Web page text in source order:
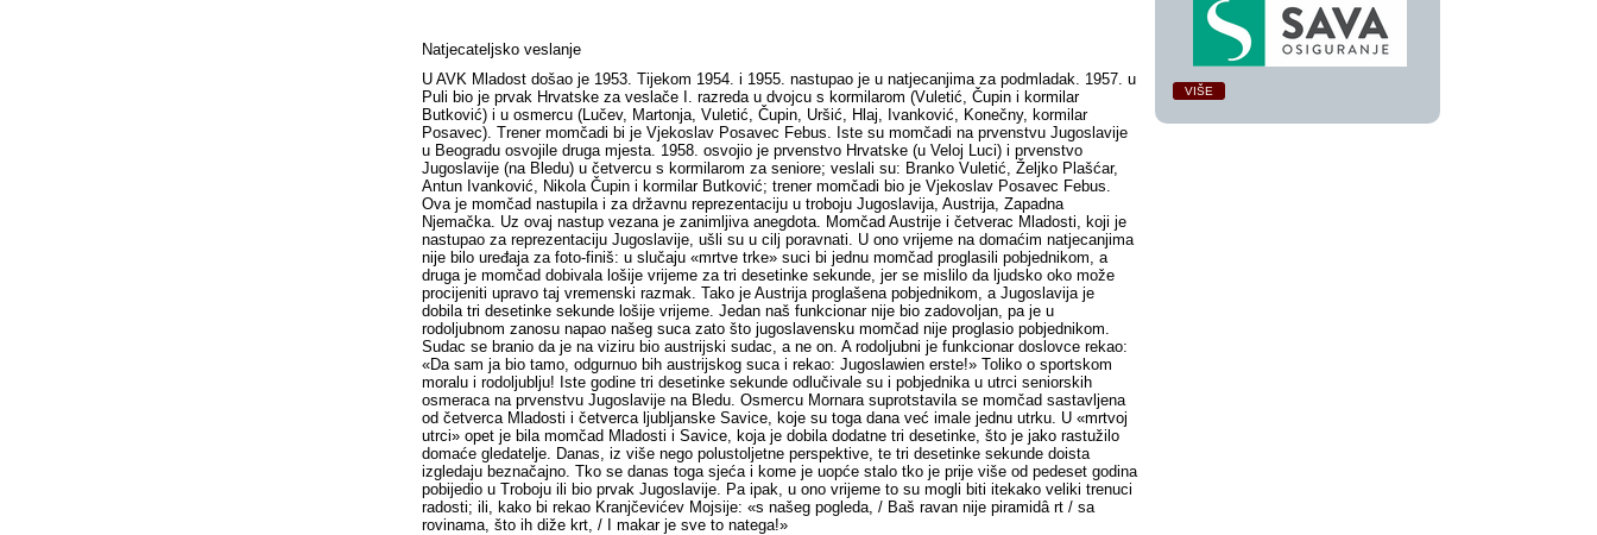
Natjecateljsko veslanje
U AVK Mladost došao je 1953. Tijekom 1954. i 1955. nastupao je u natjecanjima za podmladak. 1957. u
Puli bio je prvak Hrvatske za veslače I. razreda u dvojcu s kormilarom (Vuletić, Čupin i kormilar
Butković) i u osmercu (Lučev, Martonja, Vuletić, Čupin, Uršić, Hlaj, Ivanković, Konečny, kormilar
Posavec). Trener momčadi bi je Vjekoslav Posavec Febus. Iste su momčadi na prvenstvu Jugoslavije
u Beogradu osvojile druga mjesta. 1958. osvojio je prvenstvo Hrvatske (u Veloj Luci) i prvenstvo
Jugoslavije (na Bledu) u četvercu s kormilarom za seniore; veslali su: Branko Vuletić, Željko Plašćar,
Antun Ivanković, Nikola Čupin i kormilar Butković; trener momčadi bio je Vjekoslav Posavec Febus.
Ova je momčad nastupila i za državnu reprezentaciju u troboju Jugoslavija, Austrija, Zapadna
Njemačka. Uz ovaj nastup vezana je zanimljiva anegdota. Momčad Austrije i četverac Mladosti, koji je
nastupao za reprezentaciju Jugoslavije, ušli su u cilj poravnati. U ono vrijeme na domaćim natjecanjima
nije bilo uređaja za foto-finiš: u slučaju «mrtve trke» suci bi jednu momčad proglasili pobjednikom, a
druga je momčad dobivala lošije vrijeme za tri desetinke sekunde, jer se mislilo da ljudsko oko može
procijeniti upravo taj vremenski razmak. Tako je Austrija proglašena pobjednikom, a Jugoslavija je
dobila tri desetinke sekunde lošije vrijeme. Jedan naš funkcionar nije bio zadovoljan, pa je u
rodoljubnom zanosu napao našeg suca zato što jugoslavensku momčad nije proglasio pobjednikom.
Sudac se branio da je na viziru bio austrijski sudac, a ne on. A rodoljubni je funkcionar doslovce rekao:
«Da sam ja bio tamo, odgurnuo bih austrijskog suca i rekao: Jugoslawien erste!» Toliko o sportskom
moralu i rodoljublju! Iste godine tri desetinke sekunde odlučivale su i pobjednika u utrci seniorskih
osmeraca na prvenstvu Jugoslavije na Bledu. Osmercu Mornara suprotstavila se momčad sastavljena
od četverca Mladosti i četverca ljubljanske Savice, koje su toga dana već imale jednu utrku. U «mrtvoj
utrci» opet je bila momčad Mladosti i Savice, koja je dobila dodatne tri desetinke, što je jako rastužilo
domaće gledatelje. Danas, iz više nego polustoljetne perspektive, te tri desetinke sekunde doista
izgledaju beznačajno. Tko se danas toga sjeća i kome je uopće stalo tko je prije više od pedeset godina
pobijedio u Troboju ili bio prvak Jugoslavije. Pa ipak, u ono vrijeme to su mogli biti itekako veliki trenuci
radosti; ili, kako bi rekao Kranjčevićev Mojsije: «s našeg pogleda, / Baš ravan nije piramidâ rt / sa
rovinama, što ih diže krt, / I makar je sve to natega!»
VIŠE